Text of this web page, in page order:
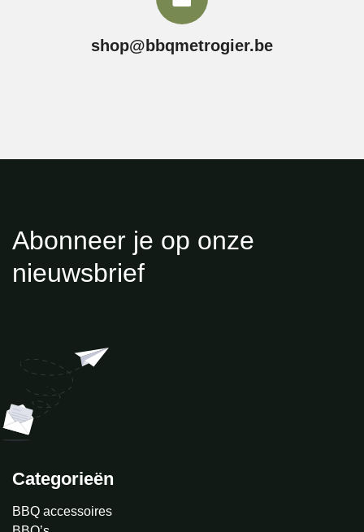
shop@bbqmetrogier.be
Abonneer je op onze
nieuwsbrief
Categorieën
BBQ accessoires